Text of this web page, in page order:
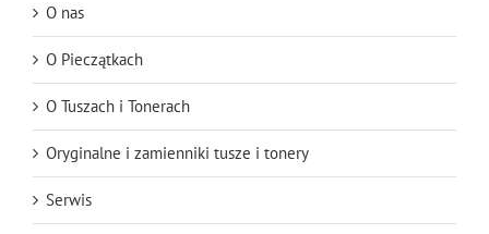
O nas
O Pieczątkach
O Tuszach i Tonerach
Oryginalne i zamienniki tusze i tonery
Serwis